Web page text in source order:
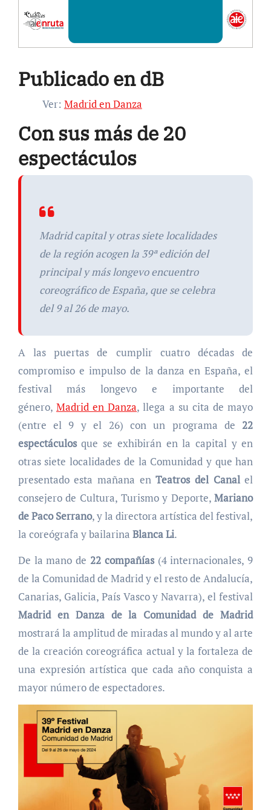
Publicado en dB
Ver: Madrid en Danza
Con sus más de 20
espectáculos
Madrid capital y otras siete localidades
de la región acogen la 39ª edición del
principal y más longevo encuentro
coreográfico de España, que se celebra
del 9 al 26 de mayo.
A las puertas de cumplir cuatro décadas de
compromiso e impulso de la danza en España, el
festival más longevo e importante del
género, Madrid en Danza, llega a su cita de mayo
(entre el 9 y el 26) con un programa de 22
espectáculosque se exhibirán en la capital y en
otras siete localidades de la Comunidad y que han
presentado esta mañana enTeatros del Canalel
consejero de Cultura, Turismo y Deporte,Mariano
de Paco Serrano, y la directora artística del festival,
la coreógrafa y bailarina Blanca Li.
De la mano de 22 compañías(4 internacionales, 9
de la Comunidad de Madrid y el resto de Andalucía,
Canarias, Galicia, País Vasco y Navarra), el festival
Madrid en Danza de la Comunidad de Madrid
mostrará la amplitud de miradas al mundo y al arte
de la creación coreográfica actual y la fortaleza de
una expresión artística que cada año conquista a
mayor número de espectadores.